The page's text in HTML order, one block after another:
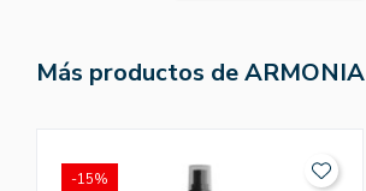
Más productos de ARMONIA
-15%